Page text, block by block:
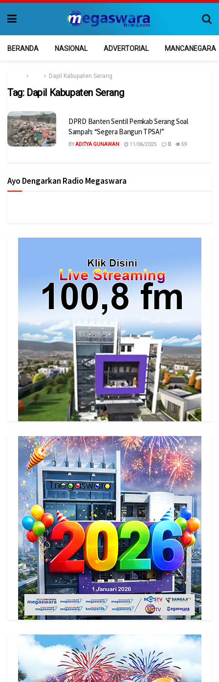
BERANDA NASIONAL ADVERTORIAL MANCANEGARA
Dapil Kabupaten Serang
Tag: Dapil Kabupaten Serang
DPRD Banten Sentil Pemkab Serang Soal
Sampah: “Segera Bangun TPSA!”
BYADITYA GUNAWAN 11/06/2025 0 59
Ayo Dengarkan Radio Megaswara